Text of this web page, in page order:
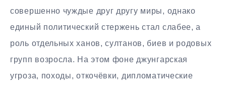
совершенно чуждые друг другу миры, однако
единый политический стержень стал слабее, а
роль отдельных ханов, султанов, биев и родовых
групп возросла. На этом фоне джунгарская
угроза, походы, откочёвки, дипломатические